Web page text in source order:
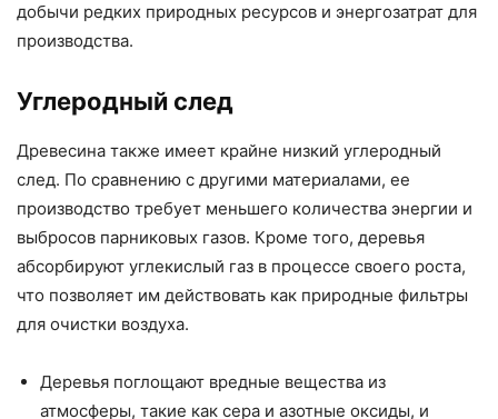
добычи редких природных ресурсов и энергозатрат для
производства.
Углеродный след
Древесина также имеет крайне низкий углеродный
след. По сравнению с другими материалами, ее
производство требует меньшего количества энергии и
выбросов парниковых газов. Кроме того, деревья
абсорбируют углекислый газ в процессе своего роста,
что позволяет им действовать как природные фильтры
для очистки воздуха.
Деревья поглощают вредные вещества из
атмосферы, такие как сера и азотные оксиды, и